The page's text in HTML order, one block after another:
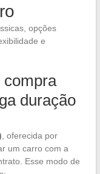
opções
e
compra
duração
, oferecida por
um carro com a
Esse modo de